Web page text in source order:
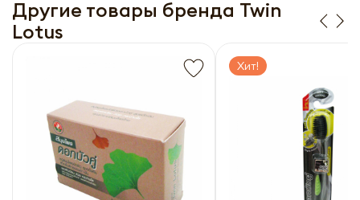
Другие товары бренда Twin
Lotus
Хит!